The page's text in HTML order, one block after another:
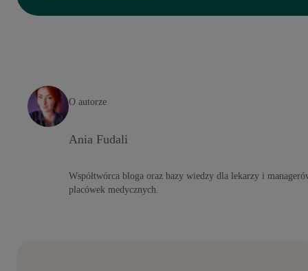
O autorze
Ania Fudali
Współtwórca bloga oraz bazy wiedzy dla lekarzy i
placówek medycznych.